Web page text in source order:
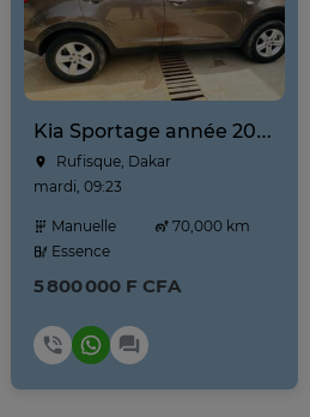
Kia Sportage année 2025
Rufisque, Dakar
mardi, 09:23
Manuelle
70,000 km
Essence
5 800 000 F CFA